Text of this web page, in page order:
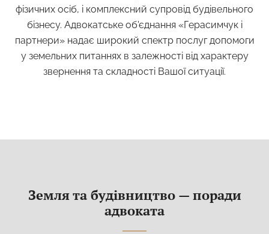
фізичних осіб, і комплексний супровід будівельного
бізнесу. Адвокатське об'єднання «Герасимчук і
партнери» надає широкий спектр послуг допомоги
у земельних питаннях в залежності від характеру
звернення та складності Вашої ситуації.
Земля та будівництво — поради
адвоката